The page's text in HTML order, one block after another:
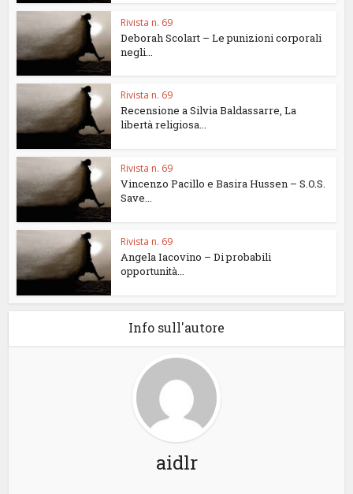
Rivista n. 69
Deborah Scolart – Le punizioni corporali
negli...
Rivista n. 69
Recensione a Silvia Baldassarre, La
libertà religiosa...
Rivista n. 69
Vincenzo Pacillo e Basira Hussen – S.O.S.
Save...
Rivista n. 69
Angela Iacovino – Di probabili
opportunità...
Info sull'autore
aidlr